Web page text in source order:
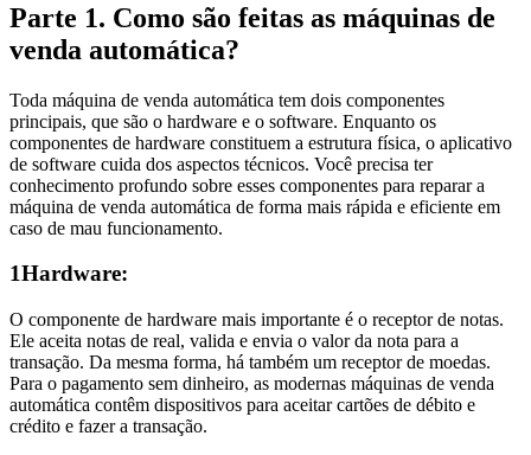
Parte 1. Como são feitas as máquinas de
venda automática?
Toda máquina de venda automática tem dois componentes
principais, que são o hardware e o software. Enquanto os
componentes de hardware constituem a estrutura física, o aplicativo
de software cuida dos aspectos técnicos. Você precisa ter
conhecimento profundo sobre esses componentes para reparar a
máquina de venda automática de forma mais rápida e eficiente em
caso de mau funcionamento.
1Hardware:
O componente de hardware mais importante é o receptor de notas.
Ele aceita notas de real, valida e envia o valor da nota para a
transação. Da mesma forma, há também um receptor de moedas.
Para o pagamento sem dinheiro, as modernas máquinas de venda
automática contêm dispositivos para aceitar cartões de débito e
crédito e fazer a transação.